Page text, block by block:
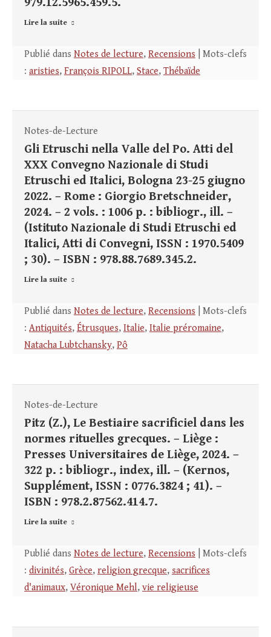
979.12.5965.459.5.
Lire la suite
Publié dans Notes de lecture, Recensions | Mots-clefs
: aristies, François RIPOLL, Stace, Thébaïde
Notes-de-Lecture
Gli Etruschi nella Valle del Po. Atti del
XXX Convegno Nazionale di Studi
Etruschi ed Italici, Bologna 23-25 giugno
2022. – Rome : Giorgio Bretschneider,
2024. – 2 vols. : 1006 p. : bibliogr., ill. –
(Istituto Nazionale di Studi Etruschi ed
Italici, Atti di Convegni, ISSN : 1970.5409
; 30). – ISBN : 978.88.7689.345.2.
Lire la suite
Publié dans Notes de lecture, Recensions | Mots-clefs
: Antiquités, Étrusques, Italie, Italie préromaine,
Natacha Lubtchansky, Pô
Notes-de-Lecture
Pitz (Z.), Le Bestiaire sacrificiel dans les
normes rituelles grecques. – Liège :
Presses Universitaires de Liège, 2024. –
322 p. : bibliogr., index, ill. – (Kernos,
Supplément, ISSN : 0776.3824 ; 41). –
ISBN : 978.2.87562.414.7.
Lire la suite
Publié dans Notes de lecture, Recensions | Mots-clefs
: divinités, Grèce, religion grecque, sacrifices
d'animaux, Véronique Mehl, vie religieuse